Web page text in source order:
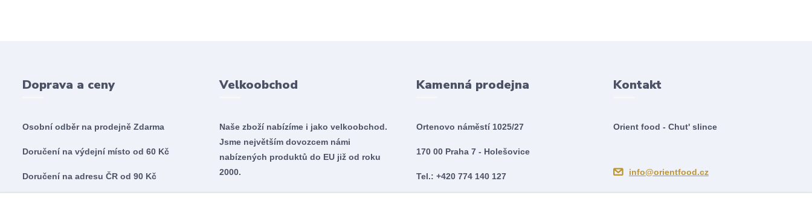
Doprava a ceny
Osobní odběr na prodejně Zdarma
Doručení na výdejní místo od 60 Kč
Doručení na adresu ČR od 90 Kč
Velkoobchod
Naše zboží nabízíme i jako velkoobchod.
Jsme největším dovozcem námi
nabízených produktů do EU již od roku
2000.
Kamenná prodejna
Ortenovo náměstí 1025/27
170 00 Praha 7 - Holešovice
Tel.: +420 774 140 127
Kontakt
Orient food - Chut' slince
info@orientfood.cz